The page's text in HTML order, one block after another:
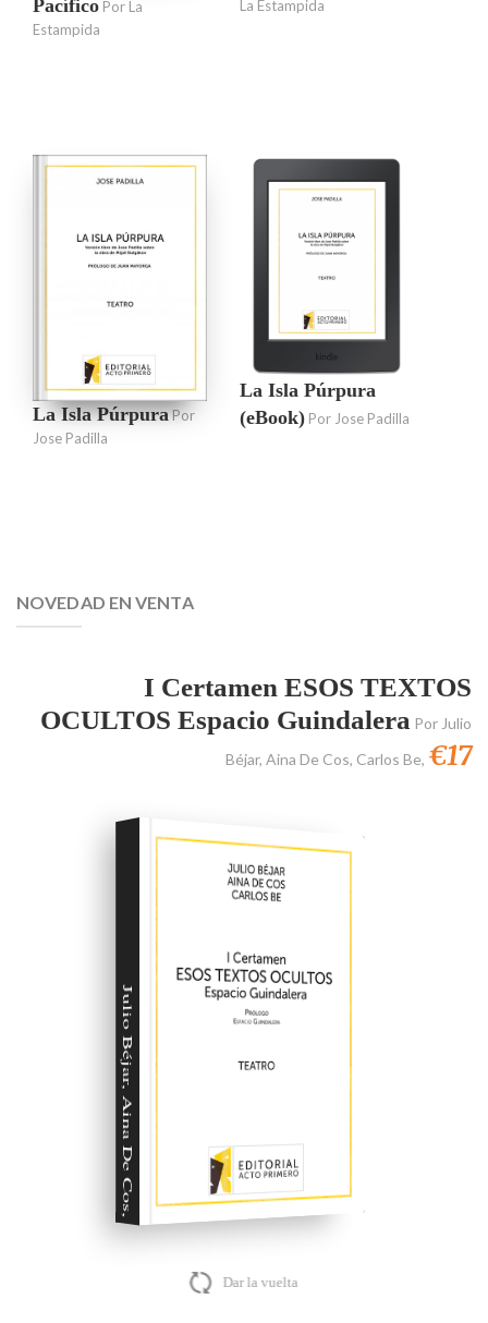
Pacífico Por La
Estampida
La Estampida
La Isla PúrpuraPor
Jose Padilla
La Isla Púrpura
(eBook) Por Jose Padilla
NOVEDAD EN VENTA
I Certamen ESOS TEXTOS
OCULTOS Espacio Guindalera Por Julio
Béjar, Aina De Cos, Carlos Be, €17
Julio Béjar, Aina De Cos, Carlos Be, Dar la vuelta